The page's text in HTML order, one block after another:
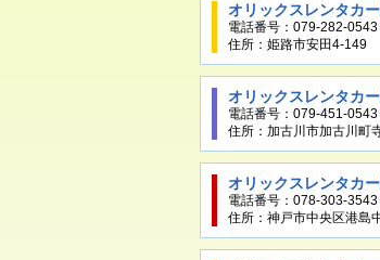
オリックスレンタカ
電話番号：079-282-0543
住所：姫路市安田4-149
オリックスレンタカ
電話番号：079-451-0543
住所：加古川市加古川町
オリックスレンタカ
電話番号：078-303-3543
住所：神戸市中央区港島